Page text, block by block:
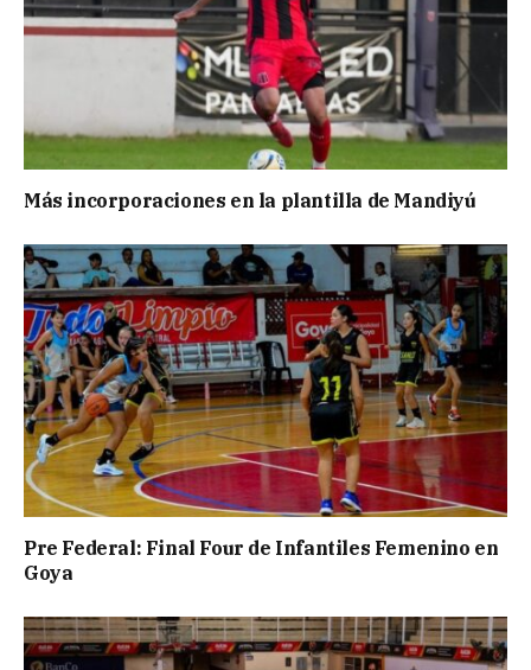
Más incorporaciones en la plantilla de Mandiyú
Pre Federal: Final Four de Infantiles Femenino en
Goya